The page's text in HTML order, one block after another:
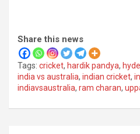
Share this news
Tags: cricket, hardik pandya,
india vs australia, indian cricket,
indiavsaustralia, ram charan,